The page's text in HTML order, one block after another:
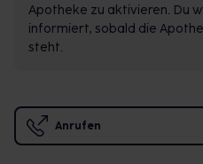
Apotheke zu aktivieren. Du
informiert, sobald die
steht.
Anrufen